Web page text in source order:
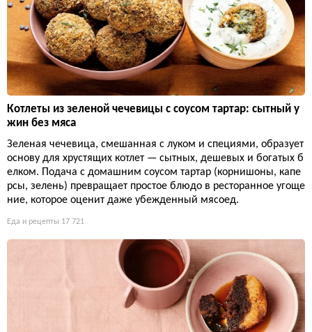
Котлеты из зеленой чечевицы с соусом тартар: сытный у
жин без мяса
Зеленая чечевица, смешанная с луком и специями, образует
основу для хрустящих котлет — сытных, дешевых и богатых б
елком. Подача с домашним соусом тартар (корнишоны, капе
рсы, зелень) превращает простое блюдо в ресторанное угоще
ние, которое оценит даже убежденный мясоед.
Еда и рецепты 17 721